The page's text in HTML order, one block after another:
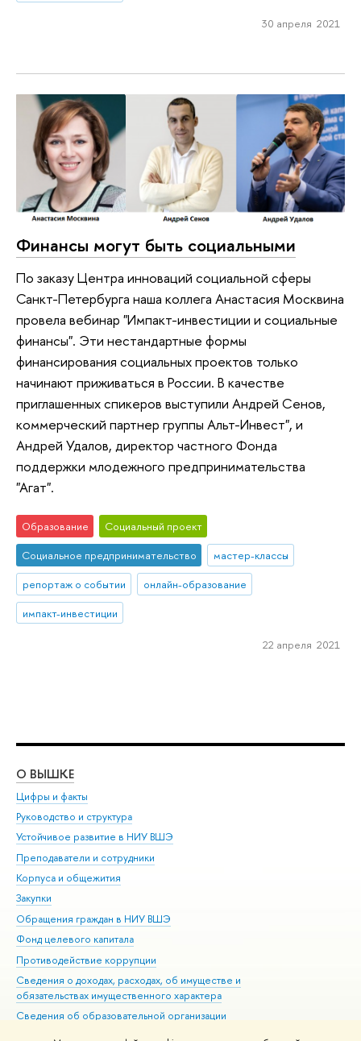
30 апреля 2021
Финансы могут быть социальными
По заказу Центра инноваций социальной сферы
Санкт-Петербурга наша коллега Анастасия Москвина
провела вебинар "Импакт-инвестиции и социальные
финансы". Эти нестандартные формы
финансирования социальных проектов только
начинают приживаться в России. В качестве
приглашенных спикеров выступили Андрей Сенов,
коммерческий партнер группы Альт-Инвест", и
Андрей Удалов, директор частного Фонда
поддержки млодежного предпринимательства
"Агат".
Образование
Социальный проект
Социальное предпринимательство
мастер-классы
репортаж о событии
онлайн-образование
импакт-инвестиции
22 апреля 2021
О ВЫШКЕ
Цифры и факты
Руководство и структура
Устойчивое развитие в НИУ ВШЭ
Преподаватели и сотрудники
Корпуса и общежития
Закупки
Обращения граждан в НИУ ВШЭ
Фонд целевого капитала
Противодействие коррупции
Сведения о доходах, расходах, об имуществе и
обязательствах имущественного характера
Сведения об образовательной организации
Людям с ограниченными возможностями здоровья